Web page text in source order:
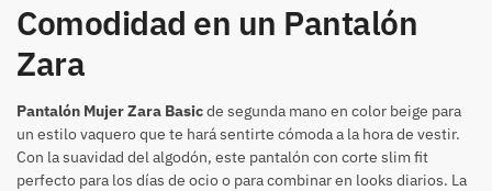
Comodidad en un Pantalón
Zara
Pantalón Mujer Zara Basicde segunda mano en color beige para
un estilo vaquero que te hará sentirte cómoda a la hora de vestir.
Con la suavidad del algodón, este pantalón con corte slim fit
perfecto para los días de ocio o para combinar en looks diarios. La